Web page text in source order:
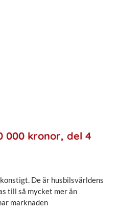
000 kronor, del 4
De är husbilsvärldens
till så mycket mer än
marknaden